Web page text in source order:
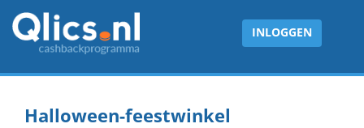
INLOGGEN
Halloween-feestwinkel